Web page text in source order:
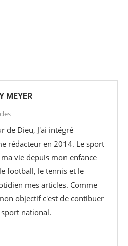
MEYER
de Dieu, J'ai intégré
rédacteur en 2014. Le sport
vie depuis mon enfance
football, le tennis et le
mes articles. Comme
objectif c'est de contibuer
national.